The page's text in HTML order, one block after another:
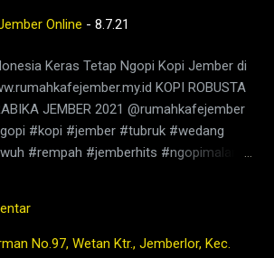
Indra, dalam setiap kedipan mata
dilandasi belas kasih, Sang
Kemulyaan Sang Hyang Jati
Sang Maha Penguasa Sejati
kalbu, samudro pepuntoning laku
di kalbu, samudera pemandu laku
menuju Tuhan, Dzat pemelihara
dumadi ...
Online - 8.7.21
Keras Tetap Ngopi Kopi Jember di
KOPI ROBUSTA
JEMBER 2021 @rumahkafejember
#kopi #jember #tubruk #wedang
#rempah #jemberhits #ngopimalam
#coffeeaddict #ngopisore
#coffeebeans #coffeelovers
No.97, Wetan Ktr., Jemberlor, Kec.